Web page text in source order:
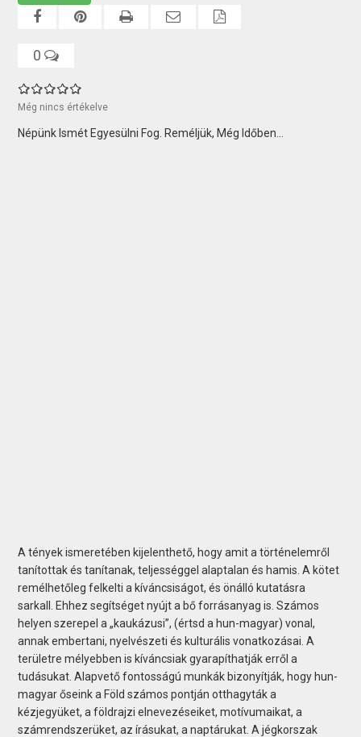
0
Még nincs értékelve
Népünk Ismét Egyesülni Fog. Reméljük, Még Időben...
A tények ismeretében kijelenthető, hogy amit a történelemről
tanítottak és tanítanak, teljességgel alaptalan és hamis. A kötet
remélhetőleg felkelti a kíváncsiságot, és önálló kutatásra
sarkall. Ehhez segítséget nyújt a bő forrásanyag is. Számos
helyen szerepel a „kaukázusi”, (értsd a hun-magyar) vonal,
annak embertani, nyelvészeti és kulturális vonatkozásai. A
területre mélyebben is kíváncsiak gyarapíthatják erről a
tudásukat. Alapvető fontosságú munkák bizonyítják, hogy hun-
magyar őseink a Föld számos pontján otthagyták a
kézjegyüket, a földrajzi elnevezéseiket, motívumaikat, a
számrendszerüket, az írásukat, a naptárukat. A jégkorszak